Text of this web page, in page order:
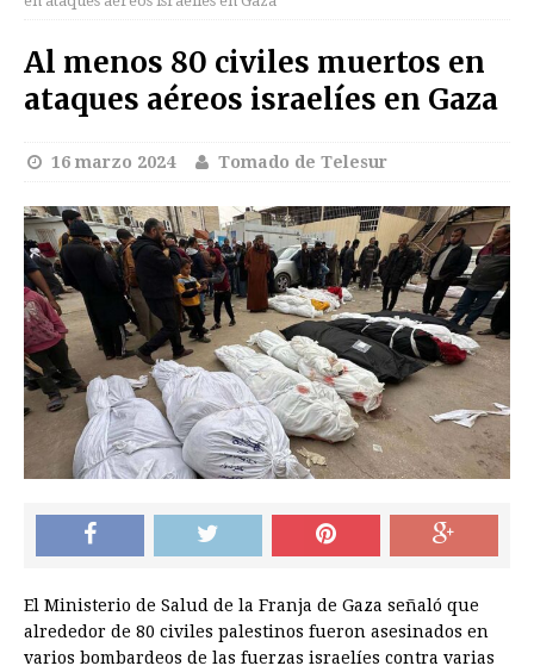
Al menos 80 civiles muertos en
ataques aéreos israelíes en Gaza
16 marzo 2024 Tomado de Telesur
El Ministerio de Salud de la Franja de Gaza señaló que
alrededor de 80 civiles palestinos fueron asesinados en
varios bombardeos de las fuerzas israelíes contra varias